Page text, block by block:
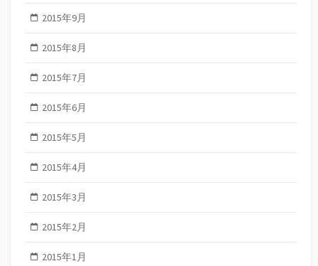
2015年9月
2015年8月
2015年7月
2015年6月
2015年5月
2015年4月
2015年3月
2015年2月
2015年1月